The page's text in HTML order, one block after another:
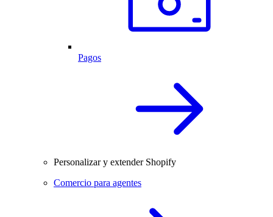
Pagos
Personalizar y extender Shopify
Comercio para agentes